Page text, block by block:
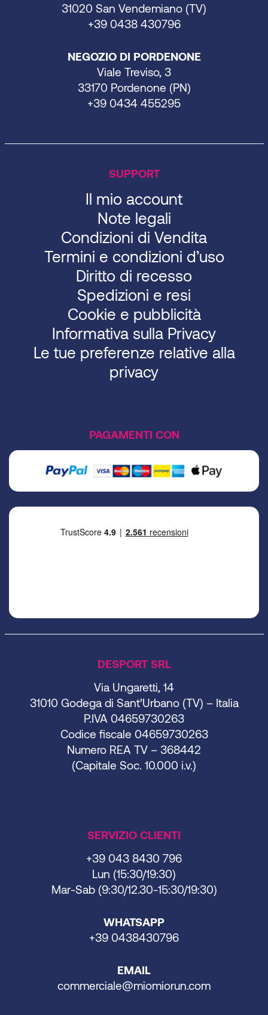
DESPORT SRL
Via Ungaretti, 14
31010 Godega di Sant’Urbano (TV) – Italia
P.IVA 04659730263
Codice fiscale 04659730263
Numero REA TV – 368442
(Capitale Soc. 10.000 i.v.)
SERVIZIO CLIENTI
+39 043 8430 796
Lun (15:30/19:30)
Mar-Sab (9:30/12.30-15:30/19:30)
WHATSAPP
+39 0438430796
EMAIL
commerciale@miomiorun.com
31020 San Vendemiano (TV)
+39 0438 430796
NEGOZIO DI PORDENONE
Viale Treviso, 3
33170 Pordenone (PN)
+39 0434 455295
SUPPORT
Il mio account
Note legali
Condizioni di Vendita
Termini e condizioni d’uso
Diritto di recesso
Spedizioni e resi
Cookie e pubblicità
Informativa sulla Privacy
Le tue preferenze relative alla
privacy
PAGAMENTI CON